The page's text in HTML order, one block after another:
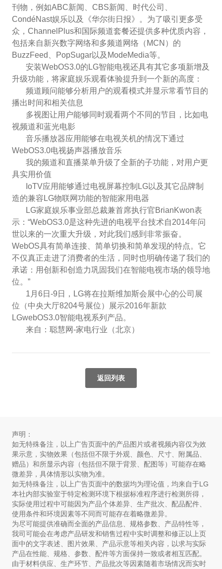
刊物，例如ABC新闻、CBS新闻、时代公司、
CondéNast娱乐以及《华尔街日报》。为了吸引更多受
众，ChannelPlus和国际频道套餐还提供多种优质内容，
包括来自新兴数字网络和多频道网络（MCN）的
BuzzFeed、PopSugar以及ModeMedia等。
安装WebOS3.0的LG智能电视还具有其它多项新增及
升级功能，将家庭娱乐观看体验提升到一个新的高度：
频道顾问能够分析用户的观看模式并显示常看节目的
播出时间和相关信息
多视图让用户能够同时观看两个不同的节目，比如电
视频道和蓝光电影
音乐播放器应用能够在电视关机的情况下通过
WebOS3.0电视扬声器播放音乐
我的频道和直播菜单升级了全新的子功能，对用户更
具实用价值
IoTV应用能够通过电视屏幕控制LG以及其它品牌制
造的兼容LG物联网功能的智能家用电器
LG家庭娱乐事业部总裁兼首席执行官BrianKwon表
示：“WebOS3.0是这种先进的电视平台技术自2014年问
世以来的一次重大升级，对此我们感到非常振奋。
WebOS具有简单连接、简单切换和简单发现的特点。它
不仅真正走进了消费者的生活，同时也明确传递了我们的
承诺：用创新和创造力巩固我们在智能电视市场的领导地
位。”
1月6日-9日，LG将在拉斯维加斯会展中心的公司展
位（中央大厅8204号展位）展示2016年新款
LGwebOS3.0智能电视系列产品。
来自：聪慧网-家电行业（北京）
返回列表
声明：
如无特殊备注，以上广告页面中的产品图片或者视频内容仅为效
果示意，实物效果（包括但不限于外观、颜色、尺寸、附属品、
赠品）和所显示内容（包括但不限于背景、配图等）可能存在略
微差异，具体情形以实物为准。
如无特殊备注，以上广告页面中的数据均为理论值，均来自于LG
本社内部实验室于特定检测环境下根据标准程序进行检测所得，
实际使用过程中可能因为产品个体差异、生产批次、配品配件、
使用条件和环境因素等不同而可能存在着略微差异。
为尽可能提供准确而全面的产品信息、规格参数、产品特性等，
我司可能会在考虑产品研发和销售过程中实时调整和修正以上页
面中的文字表述、图片效果、产品示意等相关内容，以求与实际
产品在性能、规格、参数、配件等方面保持一致或者相互匹配。
由于材料供应、生产环节、产品批次等因素随着市场情况而实时